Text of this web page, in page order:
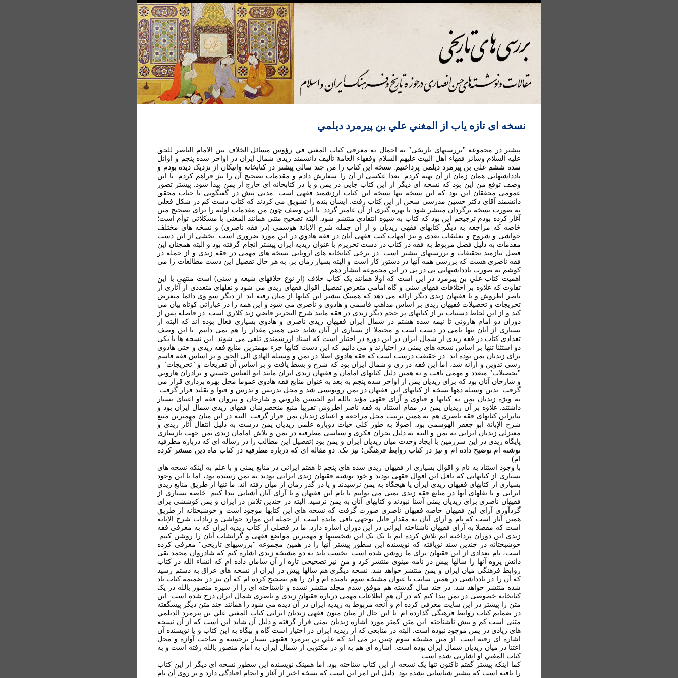
نسخه ای تازه ياب از المغني علي بن پيرمرد ديلمي
پيشتر در مجموعه "بررسيهای تاريخی" به اجمال به معرفی کتاب المغني في رؤوس مسائل الخلاف بين الامام الناصر للحق
عليه السلام وسائر فقهاء أهل البيت عليهم السلام وفقهاء العامة تأليف دانشمند زيدی شمال ايران در اواخر سده پنجم و اوائل
سده ششم علي بن پيرمرد ديلمي پرداختيم. نسخه اين کتاب را من چند سالی پيشتر در کتابخانه واتيکان از نزديک ديده بودم و
يادداشتهايی همان زمان از آن تهيه کردم. بعدا عکسی از آن را سفارش دادم و مقدمات تصحيح آن را نيز فراهم کردم. با اين
وصف توقع من اين بود که نسخه ای ديگر از اين کتاب جايی در يمن و يا در کتابخانه ای خارج از يمن پيدا شود. پيشتر تصور
عمومی محققان اين بود که اين نسخه تنها نسخه اين کتاب ارزشمند فقهی است. مدتی پيش در گفتگويی با جناب محقق
دانشمند آقای دکتر حسين مدرسی سخن از اين کتاب رفت. ايشان بنده را تشويق می کردند که کتاب دست کم در شکل فعلی
به صورت نسخه برگردان منتشر شود تا بهره گيری از آن عامتر گردد. با اين وصف چون من مقدمات اوليه را برای تصحيح متن
آغاز کرده بودم ترجيحم اين بود که کتاب به شيوه انتقادی منتشر شود. البته تصحيح متنی همانند المغني با مشکلاتی توأم است؛
خاصه که مراجعه به ديگر کتابهای فقهی زيديان و از آن جمله شرح الابانة هوسمي (در فقه ناصری) و نسخه های مختلف
حواشی و شروح و تعليقات بعدی و نيز امهات کتب فقهی آنان در فقه هادوي در اين مورد ضروری است. بخشی از اين دست
مقدمات به دليل فصل مربوط به فقه در کتاب در دست تحريرم با عنوان زيديه ايران پيشتر انجام گرفته بود و البته همچنان اين
فصل نيازمند تحقيقات و بررسيهای بيشتر است. در برخی کتابخانه های اروپايی نسخه های مهمی در فقه زيدی و از جمله در
فقه ناصری هست که بررسی همه آنها در دستور کار است و البته بسيار زمان بر. به هر حال تفصيل اين دست مطالعات را می
کوشم به صورت يادداشتهايی پی در پی در اين مجموعه انتشار دهم.
اهميت کتاب علي بن پيرمرد در اين است که اولا همانند يک کتاب خلاف (از نوع خلافهای شيعه و سنی) است منتهی با اين
تفاوت که علاوه بر اختلافات فقهای سنی و گاه امامی متعرض تفصيل اقوال فقهای زيدی می شود و نقلهای متعددی از آثاری از
ناصر اطروش و يا فقيهان زيدی ديگر ارائه می دهد که همينک بيشتر اين کتابها از ميان رفته اند. از ديگر سو وی دائما متعرض
تخريجات و تحصيلات فقيهان زيدی بر اساس مذاهب قاسمی و هادوی و ناصری می شود و اين همه را در عباراتی کوتاه بيان می
کند و از اين لحاظ دستياب تر از کتابهای پر حجم ديگر زيدی در فقه مانند شرح التحرير قاضي زيد کلاري است. در فاصله پس از
دوران دو امام هاروني تا نيمه سده هشتم در شمال ايران فقيهان زيدی ناصری و هادوی بسياری فعال بوده اند که البته از
بسياری از آنان تنها نامی در دست است و محتملا از بسياری از آنان شايد حتی همين مقدار را هم نمی دانيم. با اين وصف
تعدادی کتاب در فقه زيدی از شمال ايران در اين دوره در اختيار است که اسناد ارزشمندی تلقی می شوند. اين نسخه ها با يکی
دو استثنا تنها بر اساس نسخه های يمنی در اختيارند و می دانيم که اين دست کتابها جزء مهمترين منابع فقه زيدی و حتی هادوی
برای زيديان يمن بوده اند. در حقيقت درست است که فقه هادوي اصلا در يمن و وسيله الهادي الی الحق و بر اساس فقه قاسم
رسي تدوين و ارائه شد، اما اين فقه در ری و شمال ايران بود که شرح و بسط يافت و بر اساس آن تفريعات و "تخريجات" و
"تحصيلات" متعدد و مهمی يافت و به همين دليل کتابهای امامان و فقيهان زيدی ايران مانند ابو العباس حسني و برادران هاروني
و شارحان آنان بود که برای زيديان يمن از اواخر سده پنجم به بعد به عنوان منابع فقه هادوي عموما محل بهره برداری قرار می
گرفت. بدين وسيله دهها نسخه از کتابهای اين فقيهان در يمن رونويسی شد و محل تدريس و تدرس و فتوا و تقليد قرار گرفت.
به ويژه زيديان يمن به کتابها و فتاوی و آرای فقهی مؤيد بالله ابو الحسين هاروني و شارحان و پيروان فقه او اعتنای بسيار
داشتند. علاوه بر آن زيديان يمن در مقام استناد به فقه ناصر اطروش تقریبا منبع منحصرشان فقهای زيدی شمال ايران بود و
بنابراين کتابهای فقه ناصری هم به همين ترتيب محل مراجعه و اعتنای زيديان يمن قرار گرفت. البته در اين ميان مهمترين منبع
شرح الإبانة ابو جعفر الهوسمي بود. اصولا به طور کلی حيات دوباره علمی زيديان يمن درست به دليل انتقال آثار زيدی و
معتزلی زيديان ايرانی به يمن و البته به دليل بحران فکری و سياسی مطرفيه در يمن و تلاش امامان زيدی يمن جهت بازسازی
پايگاه زيدی در اين سرزمين با ايجاد وحدت ميان زيديان ايران و يمن بود (تفصيل اين مطالب را در رساله ای که درباره مطرفيه
نوشته ام توضيح داده ام و نيز در کتاب روابط فرهنگی؛ نيز نک: دو مقاله ای که درباره مطرفيه در کتاب ماه دين منتشر کرده
ام).
با وجود استناد به نام و اقوال بسياری از فقيهان زيدی سده های پنجم تا هفتم ايرانی در منابع يمنی و با علم به اينکه نسخه های
بسياری از کتابهايی که ناقل اين اقوال فقهی بودند و خود نوشته فقيهان زيدی ايرانی بودند به يمن رسيده بود، اما با اين وجود
بسياری از کتابهای فقيهان زيدی ايران يا هيچگاه به يمن نرسيدند و يا در گذر زمان از ميان رفته اند. ما تنها از طريق منابع زيدی
ايرانی و يا نقلهای آنها در منابع فقه زيدی يمنی می توانيم با نام اين فقيهان و با آرای آنان آشنايی پيدا کنيم. خاصه بسياری از
فقيهان ناصری برای زيديان يمنی آشنا نبودند و کتابهای آنان به يمن نرسيد. البته در چندين تلاش در ايران و يمن کوششی برای
گردآوری آرای اين فقيهان خاصه فقيهان ناصری صورت گرفت که نسخه های اين کتابها موجود است و خوشبختانه از طريق
همين آثار است که نام و آرای آنان به مقدار قابل توجهی باقی مانده است. از جمله اين موارد حواشی و زيادات شرح الإبانه
است که مفصلا به آرای فقيهان ناشناخته ايرانی در اين دوران اشاره دارد. ما در فصلی از کتاب زيديه ايران که به معرفی فقه
زيدی اين دوران پرداخته ايم تلاش کرده ايم تا تک تک اين شخصيتها و مهمترين مواضع فقهی و گرايشات آنان را روشن کنيم.
خوشبختانه در چندين سند نويافته که نويسنده اين سطور پيشتر آنها را در همين مجموعه "بررسيهای تاريخی" معرفی کرده
است، نام تعدادی از اين فقيهان برای ما روشن شده است. نخست بايد به دو مشيخه زيدی اشاره کنم که شادروان محمد تقی
دانش پژوه آنها را سالها پيش در نامه مينوی منتشر کرد و من نيز تصحيحی تازه از آن سامان داده ام که انشاء الله در کتاب
روابط فرهنگی ميان ايران و يمن منتشر خواهد شد. نسخه ديگری هم سالها پيش در ايران از نسخه های عراق به دستم رسيد
که آن را در يادداشتی در همين سايت با عنوان مشيخه سوم ناميده ام و آن را هم تصحيح کرده ام که آن نيز در ضميمه کتاب ياد
شده منتشر خواهد شد. در چند سال گذشته هم موفق شدم مجلد منتشر نشده و ناشناخته ای را از سيره منصور بالله در يک
کتابخانه خصوصی در يمن پيدا کنم که در آن هم اطلاعات مهمی درباره فقيهان زيدی و ناصری شمال ايران درج شده است. اين
متن را پيشتر در اين سايت معرفی کرده ام و آنچه مربوط به زيديه ايران در آن ديده می شود را همانند چند متن ديگر پيشگفته
در ضمايم کتاب روابط فرهنگی گذارده ام. با اين حال از ميان متون فقهی زيديان ايرانی کتاب المغني علي بن پيرمرد الديلمي
متنی است کم و بيش ناشناخته. اين متن کمتر مورد اشاره زيديان يمنی قرار گرفته و دليل آن شايد اين است که از آن نسخه
های زيادی در يمن موجود نبوده است. البته در منابعی که از زيديه ايران در اختيار است گاه و بيگاه به اين کتاب و يا نويسنده آن
اشاره ای رفته است. از متن مشيخه سوم چنين بر می آيد که علي بن پيرمرد فقيهی بسيار برجسته و صاحب آوازه و محل
اعتنا در ميان زيديان شمال ايران بوده است. اشاره ای هم به او در مکتوبی از شمال ايران به امام منصور بالله رفته است و به
کتاب المغني او اشارتی شده است.
کما اينکه پيشتر گفتم تاکنون تنها يک نسخه از اين کتاب شناخته بود. اما همينک نويسنده اين سطور نسخه ای ديگر از اين کتاب
را يافته است که پيشتر شناسايی نشده بود. دليل اين امر اين است که نسخه اخير از آغاز و انجام افتادگی دارد و بر روی آن نام